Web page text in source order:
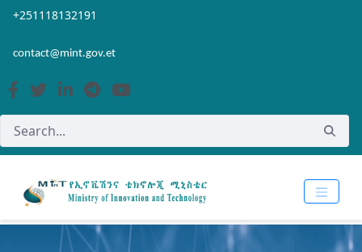
Skip to Main Content
Open Accessibility Menu
+251118132191
contact@mint.gov.et